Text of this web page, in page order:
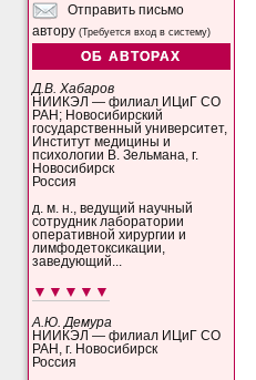
Отправить письмо
автору(Требуется вход в систему)
ОБ АВТОРАХ
Д.В. Хабаров
НИИКЭЛ — филиал ИЦиГ СО
РАН; Новосибирский
государственный университет,
Институт медицины и
психологии В. Зельмана, г.
Новосибирск
Россия
д. м. н., ведущий научный
сотрудник лаборатории
оперативной хирургии и
лимфодетоксикации,
заведующий...
▼▼▼▼▼
А.Ю. Демура
НИИКЭЛ — филиал ИЦиГ СО
РАН, г. Новосибирск
Россия